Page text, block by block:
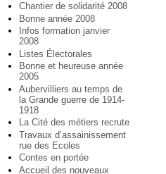
Chantier de solidarité 2008
Bonne année 2008
Infos formation janvier
2008
Listes Électorales
Bonne et heureuse année
2005
Aubervilliers au temps de
la Grande guerre de 1914-
1918
La Cité des métiers recrute
Travaux d’assainissement
rue des Ecoles
Contes en portée
Accueil des nouveaux